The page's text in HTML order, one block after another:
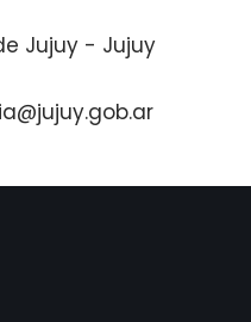
Jujuy - Jujuy